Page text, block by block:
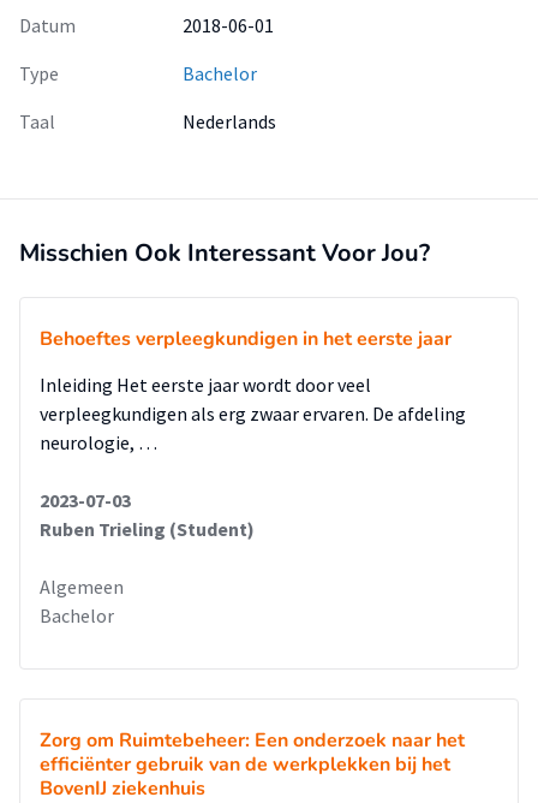
Datum
2018-06-01
Type
Bachelor
Taal
Nederlands
Misschien Ook Interessant Voor Jou?
Behoeftes verpleegkundigen in het eerste jaar
Inleiding Het eerste jaar wordt door veel
verpleegkundigen als erg zwaar ervaren. De afdeling
neurologie, …
2023-07-03
Ruben Trieling (Student)
Algemeen
Bachelor
Zorg om Ruimtebeheer: Een onderzoek naar het
efficiënter gebruik van de werkplekken bij het
BovenIJ ziekenhuis